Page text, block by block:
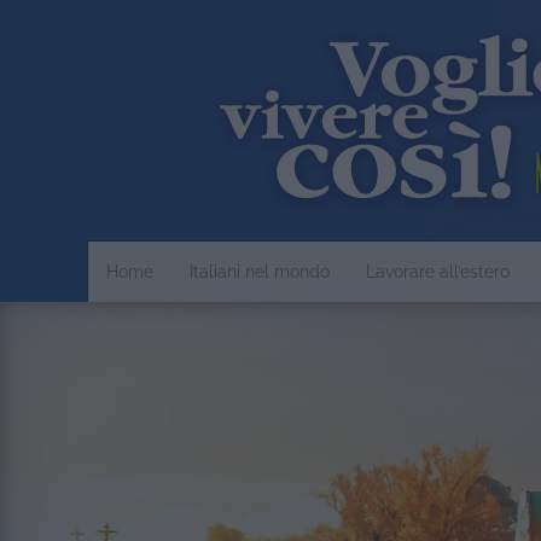
Home Italiani nel mondo Lavorare all’estero